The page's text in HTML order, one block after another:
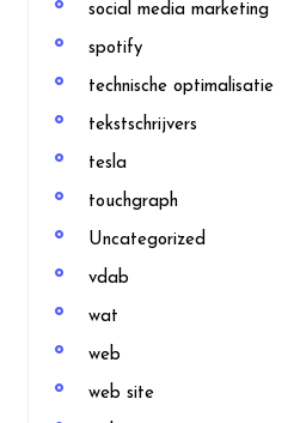
social media marketing
spotify
technische optimalisatie
tekstschrijvers
tesla
touchgraph
Uncategorized
vdab
wat
web
web site